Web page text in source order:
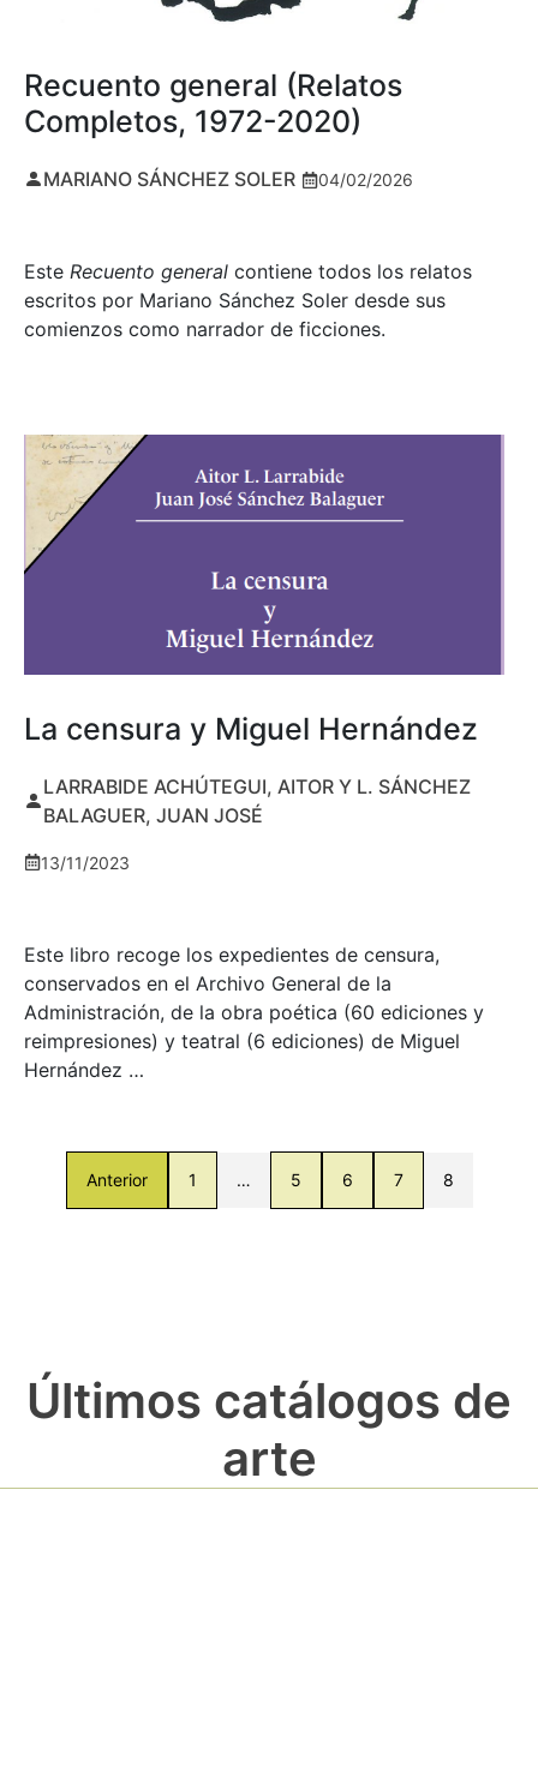
Recuento general (Relatos
Completos, 1972-2020)
MARIANO SÁNCHEZ SOLER 04/02/2026
Este Recuento general contiene todos los relatos
escritos por Mariano Sánchez Soler desde sus
comienzos como narrador de ficciones.
La censura y Miguel Hernández
LARRABIDE ACHÚTEGUI, AITOR Y L. SÁNCHEZ
BALAGUER, JUAN JOSÉ
13/11/2023
Este libro recoge los expedientes de censura,
conservados en el Archivo General de la
Administración, de la obra poética (60 ediciones y
reimpresiones) y teatral (6 ediciones) de Miguel
Hernández …
Anterior 1 … 5 6 7 8
Últimos catálogos de
arte